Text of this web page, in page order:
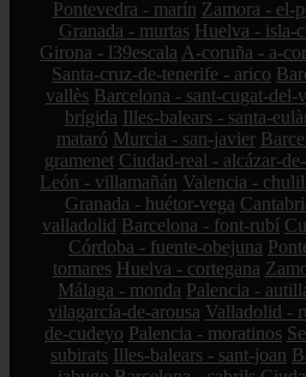
Pontevedra - marín Zamora - el-
Granada - murtas Huelva - isla-
Girona - l39escala A-coruña - a-
Santa-cruz-de-tenerife - arico
vallès Barcelona - sant-cugat-del-
brígida Illes-balears - santa-
mataró Murcia - san-javier
gramenet Ciudad-real - alcázar-
León - villamañán Valencia -
Granada - huétor-vega
valladolid Barcelona - font-rubí
Córdoba - fuente-obejuna
tomares Huelva - cortegana
Málaga - monda Palencia -
vilagarcía-de-arousa Valladolid -
de-cudeyo Palencia - moratinos
subirats Illes-balears - sant-joan